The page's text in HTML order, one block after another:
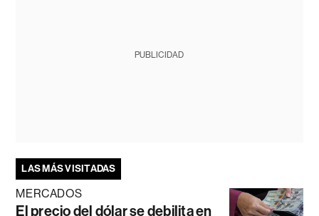
PUBLICIDAD
LAS MÁS VISITADAS
MERCADOS
El precio del dólar se debilita en